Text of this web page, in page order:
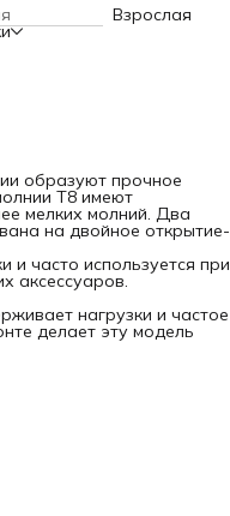
Взрослая
образуют прочное
Т8 имеют
мелких молний. Два
на двойное открытие-
и часто используется при
аксессуаров.
нагрузки и частое
делает эту модель